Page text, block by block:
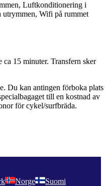
Luftkonditionering i
Wifi på rummet
15 minuter. Transfern sker
Du kan antingen förboka plats
till en kostnad av
för cykel/surfbräda.
Norge Suomi